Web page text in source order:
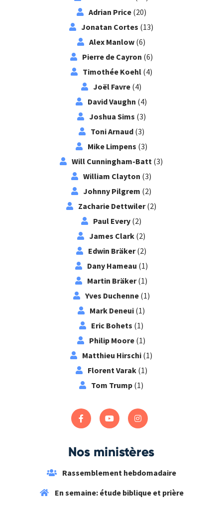
Adrian Price(20)
Jonatan Cortes (13)
Alex Manlow (6)
Pierre de Cayron (6)
Timothée Koehl(4)
Joël Favre (4)
David Vaughn (4)
Joshua Sims (3)
Toni Arnaud(3)
Mike Limpens (3)
Will Cunningham-Batt (3)
William Clayton (3)
Johnny Pilgrem (2)
Zacharie Dettwiler(2)
Paul Every (2)
James Clark (2)
Edwin Bräker(2)
Dany Hameau (1)
Martin Bräker(1)
Yves Duchenne(1)
Mark Deneui (1)
Eric Bohets (1)
Philip Moore (1)
Matthieu Hirschi (1)
Florent Varak(1)
Tom Trump (1)
Nos ministères
Rassemblement hebdomadaire
En semaine: étude biblique et prière